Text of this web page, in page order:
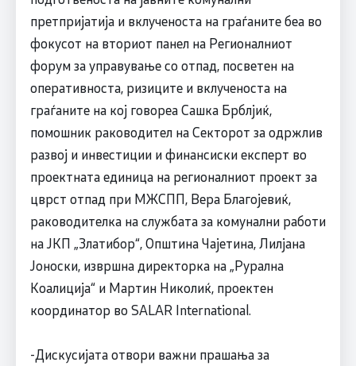
претпријатија и вклученоста на граѓаните беа во
фокусот на вториот панел на Регионалниот
форум за управување со отпад, посветен на
оперативноста, ризиците и вклученоста на
граѓаните на кој говореа Сашка Брблјиќ,
помошник раководител на Секторот за одржлив
развој и инвестиции и финансиски експерт во
проектната единица на регионалниот проект за
цврст отпад при МЖСПП, Вера Благојевиќ,
раководителка на службата за комунални работи
на ЈКП „Златибор“, Општина Чајетина, Лилјана
Јоноски, извршна директорка на „Рурална
Коалиција“ и Мартин Николиќ, проектен
координатор во SALAR International.
-Дискусијата отвори важни прашања за